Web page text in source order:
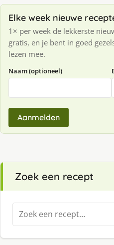
Elke week nieuwe
1× per week de lekkerste
gratis, en je bent in goed
lezen mee.
Naam (optioneel)
Aanmelden
Zoek een recept
Zoeken
naar: